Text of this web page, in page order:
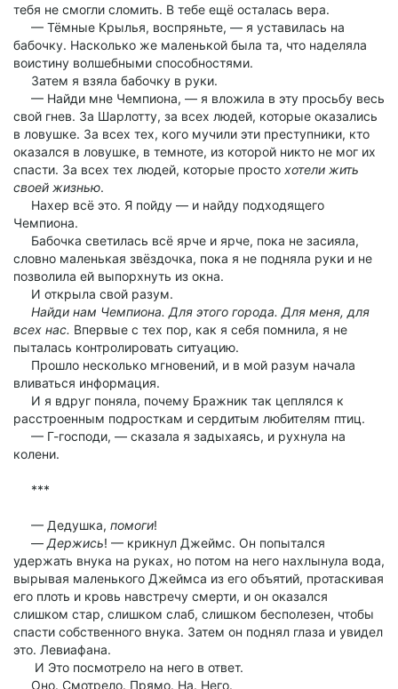
тебя не смогли сломить. В тебе ещё осталась вера.
— Тёмные Крылья, воспряньте, — я уставилась на
бабочку. Насколько же маленькой была та, что наделяла
воистину волшебными способностями.
Затем я взяла бабочку в руки.
— Найди мне Чемпиона, — я вложила в эту просьбу весь
свой гнев. За Шарлотту, за всех людей, которые оказались
в ловушке. За всех тех, кого мучили эти преступники, кто
оказался в ловушке, в темноте, из которой никто не мог их
спасти. За всех тех людей, которые просто хотели жить
своей жизнью.
Нахер всё это. Я пойду — и найду подходящего
Чемпиона.
Бабочка светилась всё ярче и ярче, пока не засияла,
словно маленькая звёздочка, пока я не подняла руки и не
позволила ей выпорхнуть из окна.
И открыла свой разум.
Найди нам Чемпиона. Для этого города. Для меня, для
всех нас. Впервые с тех пор, как я себя помнила, я не
пыталась контролировать ситуацию.
Прошло несколько мгновений, и в мой разум начала
вливаться информация.
И я вдруг поняла, почему Бражник так цеплялся к
расстроенным подросткам и сердитым любителям птиц.
— Г-господи, — сказала я задыхаясь, и рухнула на
колени.
***
— Дедушка, помоги!
— Держись! — крикнул Джеймс. Он попытался
удержать внука на руках, но потом на него нахлынула вода,
вырывая маленького Джеймса из его объятий, протаскивая
его плоть и кровь навстречу смерти, и он оказался
слишком стар, слишком слаб, слишком бесполезен, чтобы
спасти собственного внука. Затем он поднял глаза и увидел
это. Левиафана.
И Это посмотрело на него в ответ.
Оно. Смотрело. Прямо. На. Него.